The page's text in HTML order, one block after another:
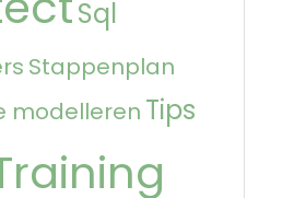
Sql
Stappenplan
modelleren Tips